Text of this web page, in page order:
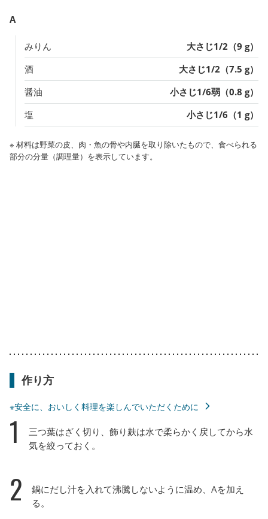
A
みりん
大さじ1/2（9 g）
酒
大さじ1/2（7.5 g）
醤油
小さじ1/6弱（0.8 g）
塩
小さじ1/6（1 g）
※ 材料は野菜の皮、肉・魚の骨や内臓を取り除いたもので、食べられる
部分の分量（調理量）を表示しています。
作り方
※安全に、おいしく料理を楽しんでいただくために
1
三つ葉はざく切り、飾り麸は水で柔らかく戻してから水
気を絞っておく。
2
鍋にだし汁を入れて沸騰しないように温め、Aを加え
る。